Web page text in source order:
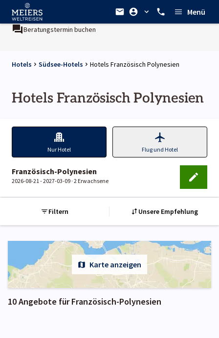
Menü
Beratungstermin buchen
Hotels Südsee-Hotels Hotels Französisch Polynesien
Hotels Französisch Polynesien
Nur Hotel Flug und Hotel
Französisch-Polynesien
2026-08-21 - 2027-03-09 · 2 Erwachsene
Filtern Unsere Empfehlung
Karte anzeigen
10 Angebote für Französisch-Polynesien